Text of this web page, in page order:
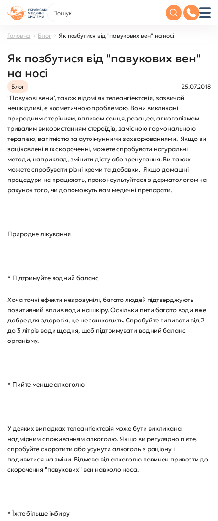
Головна Блог Як позбутися від "павукових вен" на носі
Як позбутися від "павукових вен"
на носі
Блог 25.07.2018
"Павукові вени", також відомі як телеангіектазія, зазвичай
нешкідливі, є косметичною проблемою. Вони викликані
природним старінням, впливом сонця, розацеа, алкоголізмом,
тривалим використанням стероїдів, замісною гормональною
терапією, вагітністю та аутоімунними захворюваннями. Якщо ви
зацікавлені в їх скороченні, можете спробувати натуральні
методи, наприклад, змінити дієту або тренування. Ви також
можете спробувати різні креми та добавки. Якщо домашні
процедури не працюють, проконсультуйтеся з дерматологом на
рахунок того, чи допоможуть вам медичні препарати.
Природне лікування
* Підтримуйте водний баланс
Хоча точні ефекти незрозумілі, багато людей підтверджують
позитивний вплив води на шкіру. Оскільки пити багато води вже
добре для здоров'я, це не зашкодить. Спробуйте випивати від 2
до 3 літрів води щодня, щоб підтримувати водний баланс
організму.
* Пийте менше алкоголю
У деяких випадках телеангіектазія може бути викликана
надмірним споживанням алкоголю. Якщо ви регулярно п'єте,
спробуйте скоротити або усунути алкоголь з раціону і
подивитися на зміни. Відмова від алкоголю повинен привести до
скорочення "павукових" вен навколо носа.
* Їжте більше імбиру